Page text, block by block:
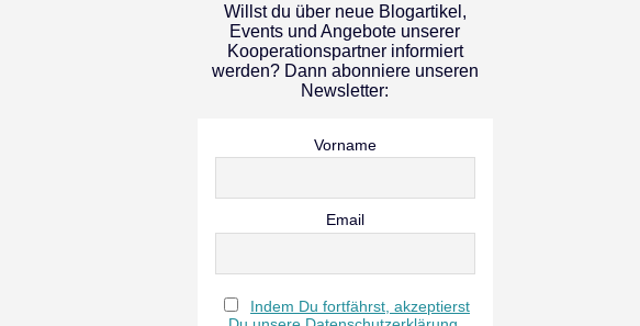
Willst du über neue Blogartikel,
Events und Angebote unserer
Kooperationspartner informiert
werden? Dann abonniere unseren
Newsletter:
Vorname
Email
Indem Du fortfährst, akzeptierst